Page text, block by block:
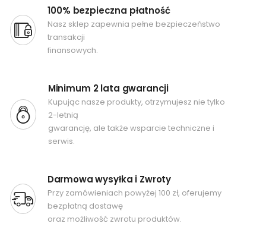
100% bezpieczna płatność
Nasz sklep zapewnia pełne bezpieczeństwo
transakcji
finansowych.
Minimum 2 lata gwarancji
Kupując nasze produkty, otrzymujesz nie tylko
2-letnią
gwarancję, ale także wsparcie techniczne i
serwis.
Darmowa wysyłka i Zwroty
Przy zamówieniach powyżej 100 zł, oferujemy
bezpłatną dostawę
oraz możliwość zwrotu produktów.